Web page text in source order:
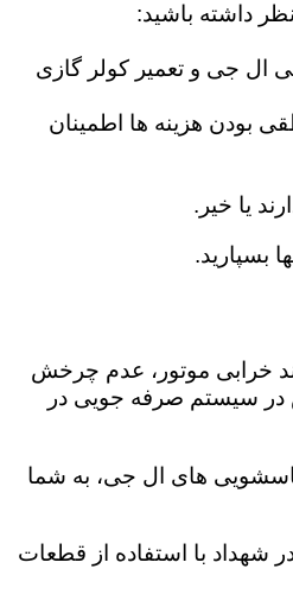
داشته باشید:
ال جی و تعمیر کولر گازی
بودن هزینه ها اطمینان
یا خیر.
بسپارید.
خرابی موتور، عدم چرخش
سیستم صرفه جویی در
های ال جی، به شما
شهداد با استفاده از قطعات